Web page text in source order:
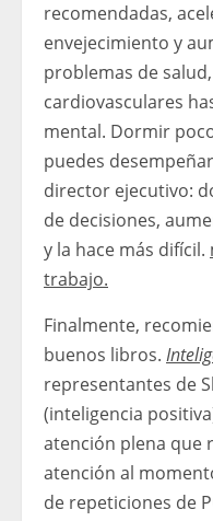
recomendadas,
envejecimiento y
problemas de
cardiovasculares
mental. Dormir
puedes
director ejecutivo:
de decisiones,
y la hace más difícil.
trabajo.
Finalmente,
buenos libros.
representantes de
(inteligencia
atención plena que
atención al
de repeticiones de